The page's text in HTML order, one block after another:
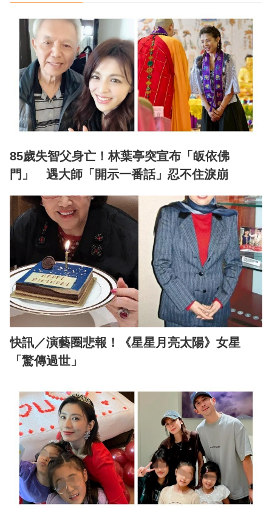
85歲失智父身亡！林葉亭突宣布「皈依佛
門」 遇大師「開示一番話」忍不住淚崩
快訊／演藝圈悲報！《星星月亮太陽》女星
「驚傳過世」